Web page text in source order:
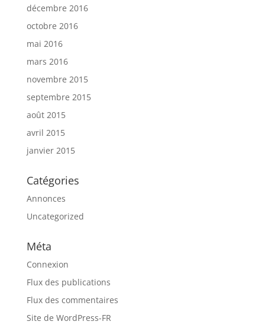
décembre 2016
octobre 2016
mai 2016
mars 2016
novembre 2015
septembre 2015
août 2015
avril 2015
janvier 2015
Catégories
Annonces
Uncategorized
Méta
Connexion
Flux des publications
Flux des commentaires
Site de WordPress-FR